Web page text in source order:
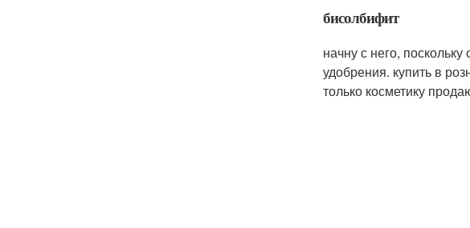
бисолбифит
начну с него,
удобрения. купить в
только косметику